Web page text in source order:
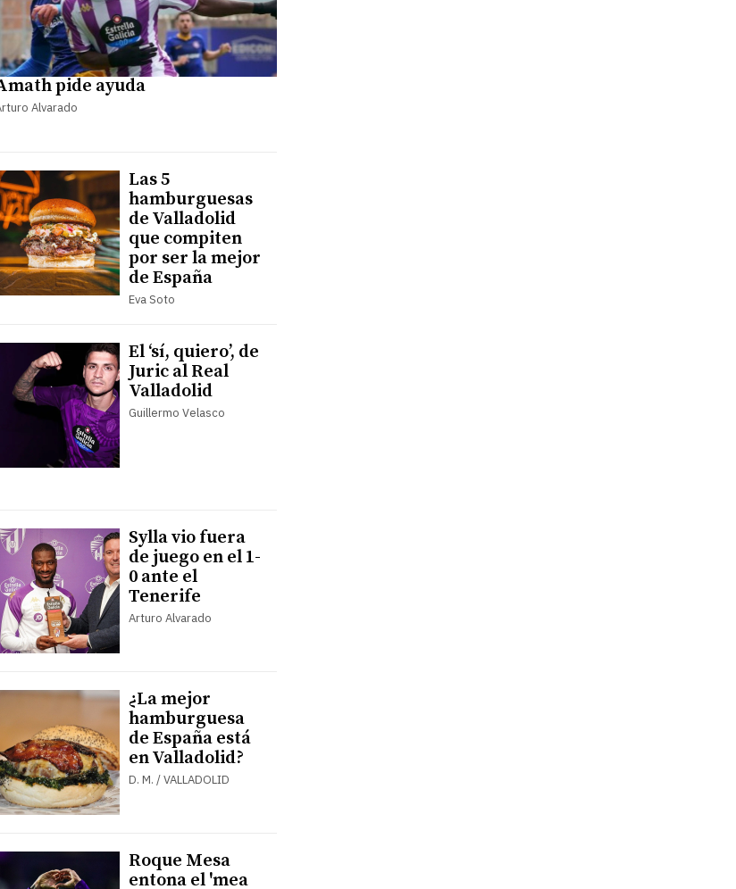
pide ayuda
Alvarado
Las 5
hamburguesas
de Valladolid
que compiten
por ser la mejor
de España
Eva Soto
El ‘sí, quiero’, de
Juric al Real
Valladolid
Guillermo Velasco
Sylla vio fuera
de juego en el 1-
0 ante el
Tenerife
Arturo Alvarado
¿La mejor
hamburguesa
de España está
en Valladolid?
D. M. / VALLADOLID
Roque Mesa
entona el 'mea